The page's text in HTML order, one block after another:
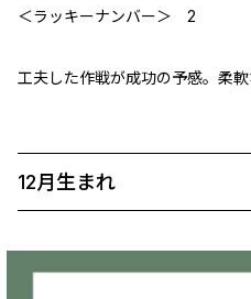
＜ラッキーナンバー＞ 2
工夫した作戦が成功の予感。柔軟
12月生まれ